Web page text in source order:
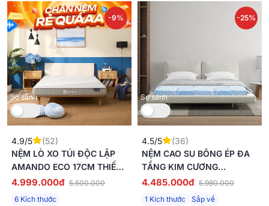
So sánh
-9%
4.9/5
(52)
NỆM LÒ XO TÚI ĐỘC LẬP
AMANDO ECO 17CM THIẾT
KẾ NHỎ GỌN
4.999.000đ 5.500.000
6 Kích thước
So sánh
-25%
4.5/5
(36)
NỆM CAO SU BÔNG ÉP ĐA
TẦNG KIM CƯƠNG
TITANIUM GẤP 3 DÀY
5/9CM
4.485.000đ 5.980.000
1 Kích thước
Sắp về